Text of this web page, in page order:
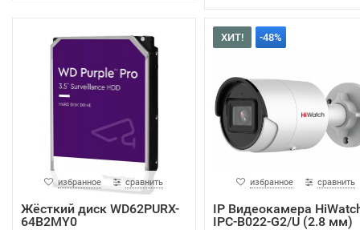
избранное сравнить
Жёсткий диск WD62PURX-
64B2MY0
ХИТ! -48%
избранное сравнить
IP Видеокамера
IPC-B022-G2/U (2.8 мм)